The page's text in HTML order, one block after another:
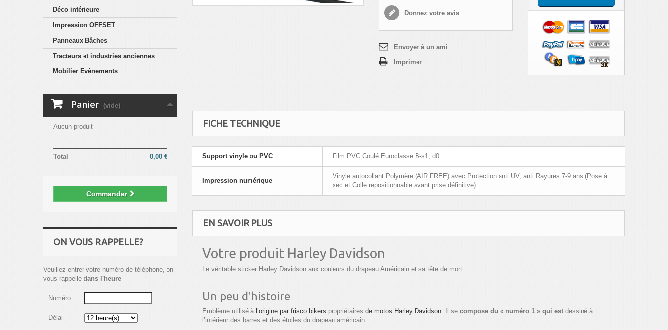
Déco intérieure
Impression OFFSET
Panneaux Bâches
Tracteurs et industries anciennes
Mobilier Evènements
Panier (vide)
Aucun produit
0,00 €
Total
Commander
ON VOUS RAPPELLE?
Veuillez entrer votre numéro de téléphone, on
vous rappelle dans l'heure
Numéro :
Délai :
Donnez votre avis
Envoyer à un ami
Imprimer
FICHE TECHNIQUE
Support vinyle ou PVC Film PVC Coulé Euroclasse B-s1, d0
Impression numérique
Vinyle autocollant Polymère (AIR FREE) avec Protection anti UV, anti Rayures 7-9 ans (Pose à
sec et Colle repositionnable avant prise définitive)
EN SAVOIR PLUS
Votre produit Harley Davidson
Le véritable sticker Harley Davidson aux couleurs du drapeau Américain et sa tête de mort.
Un peu d'histoire
Emblème utilisé à l’origine par frisco bikers propriétaires de motos Harley Davidson. Il se compose du « numéro 1 » qui est dessiné à
l’intérieur des barres et des étoiles du drapeau américain.